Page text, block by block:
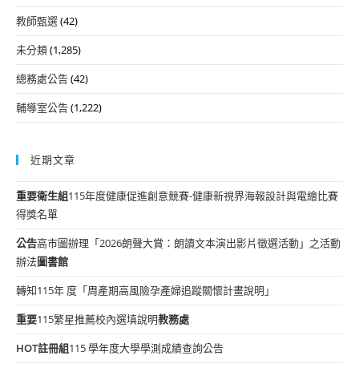
教師甄選(42)
未分類(1,285)
總務處公告(42)
輔導室公告(1,222)
近期文章
重要衛生組115年度健康促進創意競賽-健康新視界海報設計與電繪比賽
得獎名單
公告高市圖辦理「2026朗聲大賞：朗讀文本演出影片徵選活動」之活動
辦法圖書館
轉知115年 度「周產期高風險孕產婦追蹤關懷計畫說明」
重要115繁星推薦校內選填說明教務處
HOT註冊組115 學年度大學學測成績查詢公告